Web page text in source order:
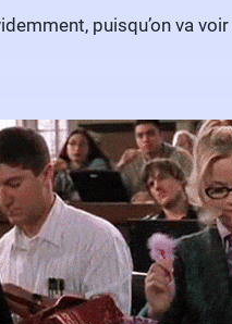
puisqu’on va